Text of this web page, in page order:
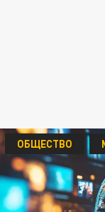
ОБЩЕСТВО